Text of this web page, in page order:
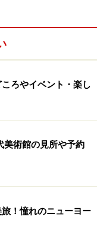
をもち、200人も
も多く存在する。
わゆるオフ会も頻
ろやイベント・楽し
美術館の見所や予約
！憧れのニューヨー